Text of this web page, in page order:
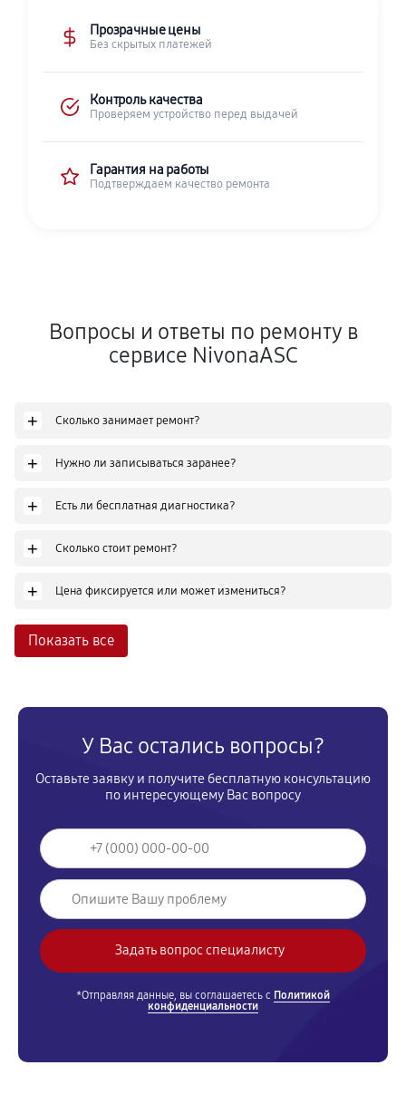
Прозрачные цены
Без скрытых платежей
Контроль качества
Проверяем устройство перед выдачей
Гарантия на работы
Подтверждаем качество ремонта
Вопросы и ответы по ремонту в
сервисе NivonaASC
+ Сколько занимает ремонт?
+ Нужно ли записываться заранее?
+ Есть ли бесплатная диагностика?
+ Сколько стоит ремонт?
+ Цена фиксируется или может измениться?
Показать все
У Вас остались вопросы?
Оставьте заявку и получите бесплатную консультацию
по интересующему Вас вопросу
*Отправляя данные, вы соглашаетесь с Политикой
конфиденциальности